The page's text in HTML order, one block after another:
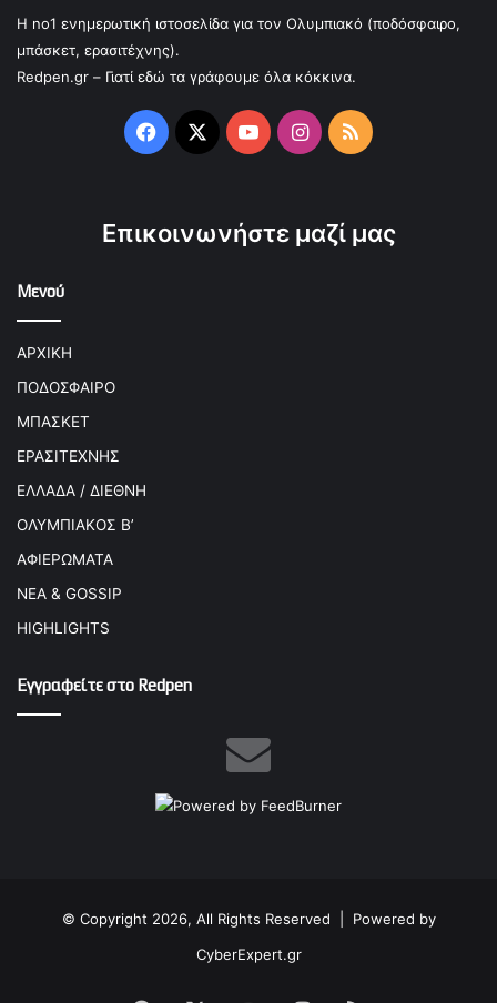
Η no1 ενημερωτική ιστοσελίδα για τον Ολυμπιακό (ποδόσφαιρο,
μπάσκετ, ερασιτέχνης).
Redpen.gr – Γιατί εδώ τα γράφουμε όλα κόκκινα.
Facebook
X YouTubeInstagram
RSS
Επικοινωνήστε μαζί μας
Μενού
ΑΡΧΙΚΗ
ΠΟΔΟΣΦΑΙΡΟ
ΜΠΑΣΚΕΤ
ΕΡΑΣΙΤΕΧΝΗΣ
ΕΛΛΑΔΑ / ΔΙΕΘΝΗ
ΟΛΥΜΠΙΑΚΟΣ Β’
ΑΦΙΕΡΩΜΑΤΑ
ΝΕΑ & GOSSIP
HIGHLIGHTS
Εγγραφείτε στο Redpen
© Copyright 2026, All Rights Reserved | Powered by
CyberExpert.gr